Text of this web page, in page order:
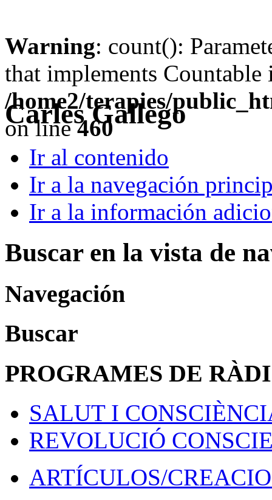
Warning: count():
that implements Countable
/home2/terapies/
on line460
Carles Gallego
Ir al contenido
Ir a la navegación
Ir a la información
Buscar en la vista de
Navegación
Buscar
PROGRAMES DE
SALUT I
REVOLUCIÓ
ARTÍCULOS/